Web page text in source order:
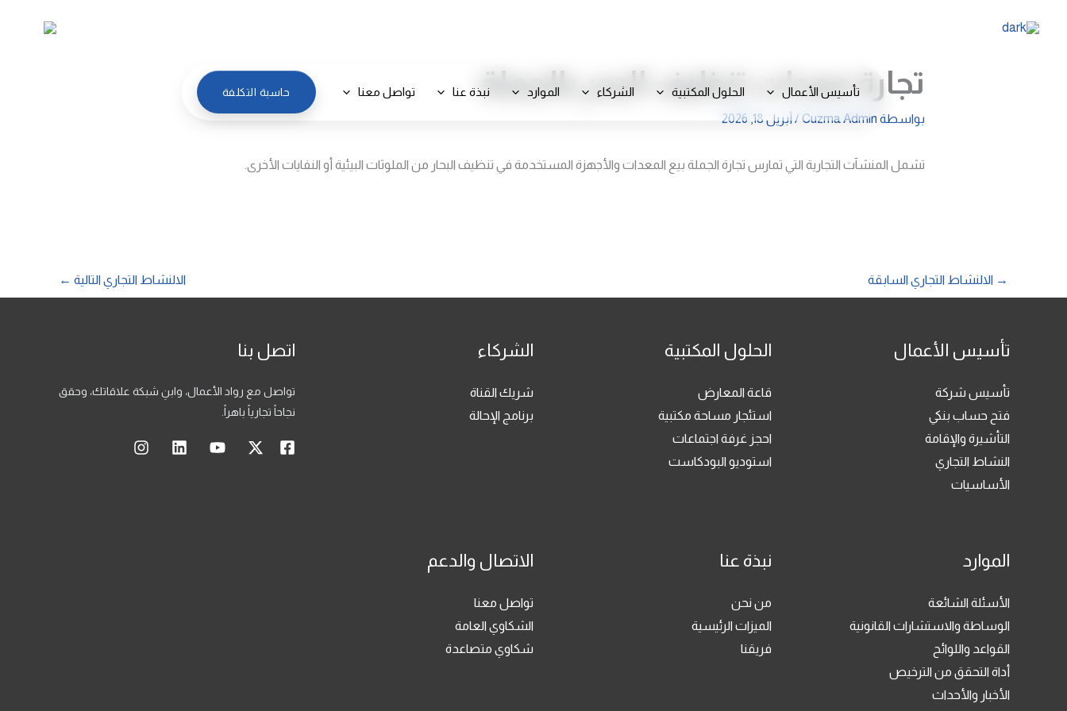
تأسيس الأعمال الحلول المكتبية الشركاء الموارد نبذة عنا تواصل معنا حاسبة التكلفة تجارة معدات تنظيف البحر بالجملة
بواسطة Cuzma Admin
/ أبريل 18, 2026
تشمل المنشآت التجارية التي تمارس تجارة الجملة بيع المعدات والأجهزة المستخدمة في تنظيف البحار من الملوثات البيئية أو النفايات الأخرى.
→ الالنشاط التجاري السابقة الالنشاط التجاري التالية ←
تأسيس الأعمال
تأسيس شركة
فتح حساب بنكي
التأشيرة والإقامة
النشاط التجاري
الأساسيات
الحلول المكتبية
قاعة المعارض
استئجار مساحة مكتبية
احجز غرفة اجتماعات
استوديو البودكاست
الشركاء
شريك القناة
برنامج الإحالة
اتصل بنا
تواصل مع رواد الأعمال، وابنِ شبكة علاقاتك، وحقق
نجاحاً تجارياً باهراً.
الموارد
الأسئلة الشائعة
الوساطة والاستشارات القانونية
القواعد واللوائح
أداة التحقق من الترخيص
الأخبار والأحداث
نبذة عنا
من نحن
الميزات الرئيسية
فريقنا
الاتصال والدعم
تواصل معنا
الشكاوي العامة
شكاوي متصاعدة